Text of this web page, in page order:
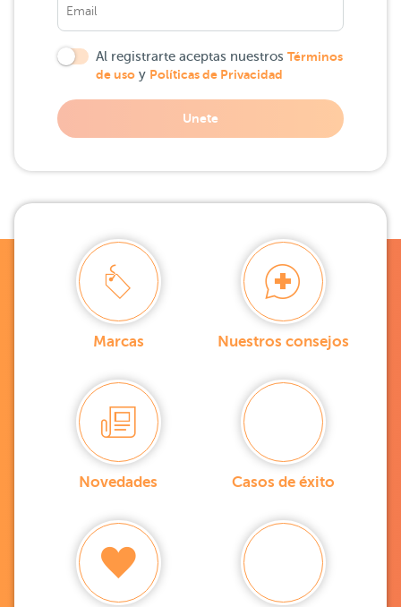
Al registrarte aceptas nuestros Términos
de uso y Políticas de Privacidad
Unete
Marcas Nuestros consejos
Novedades Casos de éxito